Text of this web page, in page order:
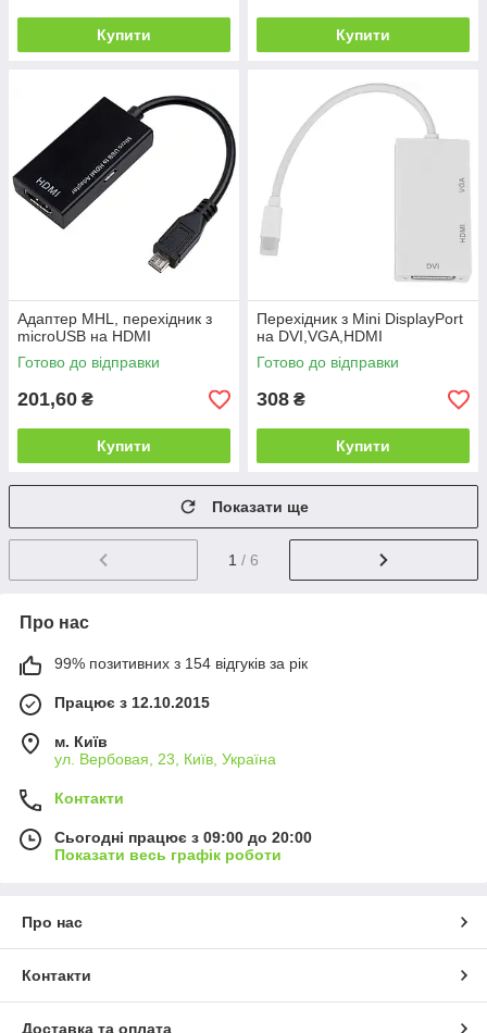
Купити Купити
Адаптер MHL, перехідник з
microUSB на HDMI
Готово до відправки
201,60 ₴
Купити
Перехідник з Mini DisplayPort
на DVI,VGA,HDMI
Готово до відправки
308 ₴
Купити
Показати ще
1 / 6
Про нас
99% позитивних з 154 відгуків за рік
Працює з 12.10.2015
м. Київ
ул. Вербовая, 23, Київ, Україна
Контакти
Сьогодні працює з 09:00 до 20:00
Показати весь графік роботи
Про нас
Контакти
Доставка та оплата